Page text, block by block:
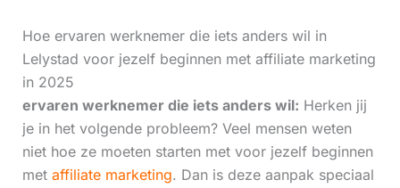
Hoe ervaren werknemer die iets anders wil in
Lelystad voor jezelf beginnen met affiliate marketing
in 2025
ervaren werknemer die iets anders wil: Herken jij
je in het volgende probleem? Veel mensen weten
niet hoe ze moeten starten met voor jezelf beginnen
met affiliate marketing. Dan is deze aanpak speciaal